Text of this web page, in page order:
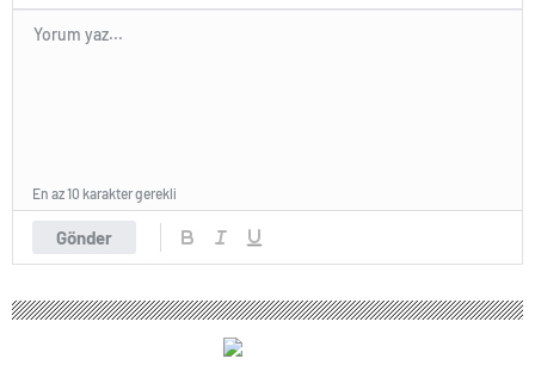
Gönder
En az 10 karakter gerekli